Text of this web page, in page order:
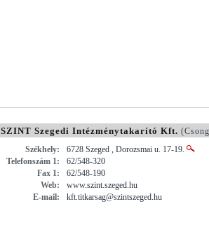
SZINT Szegedi Intézménytakarító Kft.
Székhely:
6728 Szeged , Dorozsmai u. 17-19.
Telefonszám 1:
62/548-320
Fax 1:
62/548-190
Web:
www.szint.szeged.hu
E-mail:
kft.titkarsag@szintszeged.hu